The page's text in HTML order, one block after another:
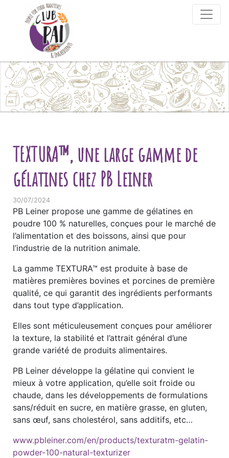
Skip to content
TEXTURA™, une large gamme de
gélatines chez PB Leiner
30/07/2024
PB Leiner propose une gamme de gélatines en
poudre 100 % naturelles, conçues pour le marché de
l’alimentation et des boissons, ainsi que pour
l’industrie de la nutrition animale.
La gamme TEXTURA™ est produite à base de
matières premières bovines et porcines de première
qualité, ce qui garantit des ingrédients performants
dans tout type d’application.
Elles sont méticuleusement conçues pour améliorer
la texture, la stabilité et l’attrait général d’une
grande variété de produits alimentaires.
PB Leiner développe la gélatine qui convient le
mieux à votre application, qu’elle soit froide ou
chaude, dans les développements de formulations
sans/réduit en sucre, en matière grasse, en gluten,
sans œuf, sans cholestérol, sans additifs, etc…
www.pbleiner.com/en/products/texturatm-gelatin-
powder-100-natural-texturizer